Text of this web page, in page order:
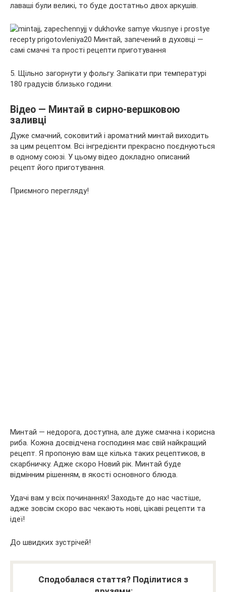
лаваші були великі, то буде достатньо двох аркушів.
5. Щільно загорнути у фольгу. Запікати при температурі
180 градусів близько години.
Відео — Минтай в сирно-вершковою
заливці
Дуже смачний, соковитий і ароматний минтай виходить
за цим рецептом. Всі інгредієнти прекрасно поєднуються
в одному союзі. У цьому відео докладно описаний
рецепт його приготування.
Приємного перегляду!
Минтай — недорога, доступна, але дуже смачна і корисна
риба. Кожна досвідчена господиня має свій найкращий
рецепт. Я пропоную вам ще кілька таких рецептиков, в
скарбничку. Адже скоро Новий рік. Минтай буде
відмінним рішенням, в якості основного блюда.
Удачі вам у всіх починаннях! Заходьте до нас частіше,
адже зовсім скоро вас чекають нові, цікаві рецепти та
ідеї!
До швидких зустрічей!
Сподобалася стаття? Поділитися з